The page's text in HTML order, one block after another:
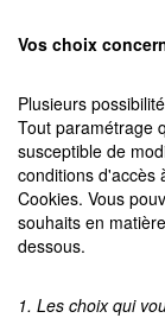
Vos choix
Plusieurs
Tout paramétrage
susceptible de
conditions d'accès
Cookies. Vous
souhaits en
dessous.
1. Les choix qui